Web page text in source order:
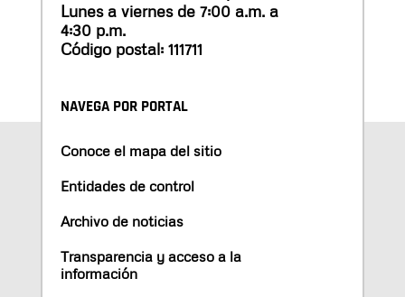
Lunes a viernes de 7:00 a.m. a
4:30 p.m.
Código postal: 111711
NAVEGA POR PORTAL
Conoce el mapa del sitio
Entidades de control
Archivo de noticias
Transparencia y acceso a la
información